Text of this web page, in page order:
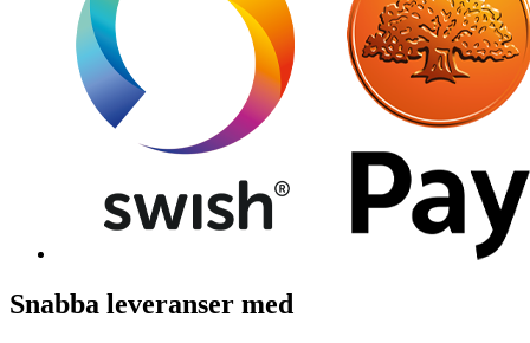
Snabba leveranser med